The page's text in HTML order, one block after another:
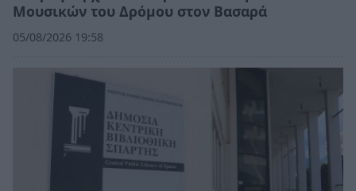
Μουσικών του Δρόμου στον Βασαρά
05/08/2026 19:58